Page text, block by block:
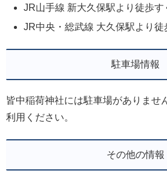
JR山手線 新大久保駅より徒歩す
JR中央・総武線 大久保駅より徒
駐車場情報
皆中稲荷神社には駐車場がありませ
利用ください。
その他の情報